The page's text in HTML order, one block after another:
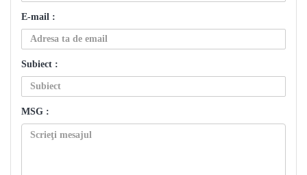
E-mail :
Subiect :
MSG :